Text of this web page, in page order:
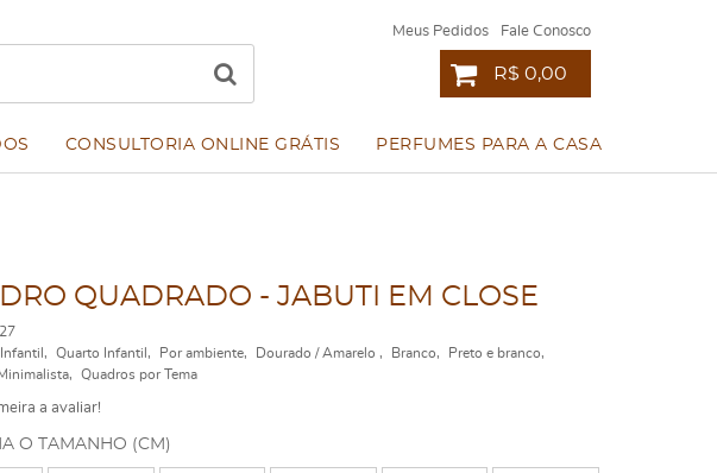
Meus Pedidos Fale Conosco
R$ 0,00
CONSULTORIA ONLINE GRÁTIS PERFUMES PARA A CASA
QUADRADO - JABUTI EM CLOSE
Infantil Quarto Infantil Por ambiente Dourado / Amarelo Branco
Preto e branco
Minimalista Quadros por Tema
a avaliar!
O TAMANHO (CM)